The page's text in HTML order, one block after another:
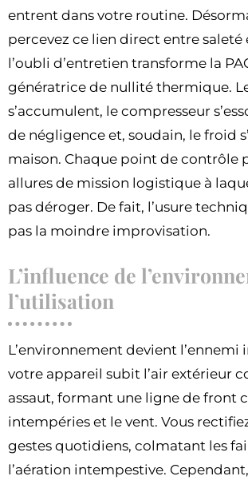
entrent dans votre routine.
percevez ce lien direct entre saleté
l’oubli d’entretien transforme la
génératrice de nullité thermique.
s’accumulent, le compresseur
de négligence et, soudain, le froid
maison. Chaque point de contrôle
allures de mission logistique à
pas déroger. De fait, l’usure
pas la moindre improvisation.
L’influence de
l’utilisation
L’environnement devient l’ennemi
votre appareil subit l’air extérieur
assaut, formant une ligne de front
intempéries et le vent. Vous
gestes quotidiens, colmatant les
l’aération intempestive.